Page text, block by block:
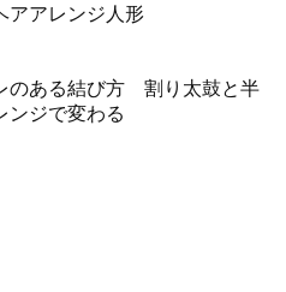
アアレンジ人形
のある結び方 割り太鼓と半
ジで変わる